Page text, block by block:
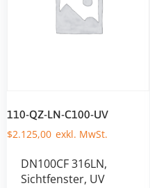
110-QZ-LN-C100-UV
$2.125,00
DN100CF 316LN,
Sichtfenster, UV